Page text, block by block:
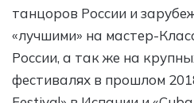
танцоров России и
«лучшими» на мастер-
России, а так же на
фестивалях в прошлом